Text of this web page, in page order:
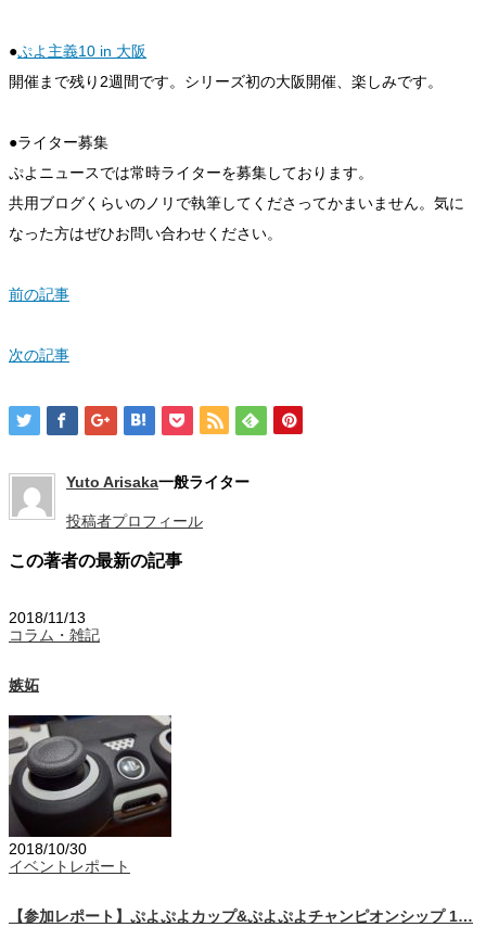
●ぷよ主義10 in 大阪
開催まで残り2週間です。シリーズ初の大阪開催、楽しみです。
●ライター募集
ぷよニュースでは常時ライターを募集しております。
共用ブログくらいのノリで執筆してくださってかまいません。気に
なった方はぜひお問い合わせください。
前の記事
次の記事
Yuto Arisaka一般ライター
投稿者プロフィール
この著者の最新の記事
2018/11/13
コラム・雑記
嫉妬
2018/10/30
イベントレポート
【参加レポート】ぷよぷよカップ&ぷよぷよチャンピオンシップ 1…